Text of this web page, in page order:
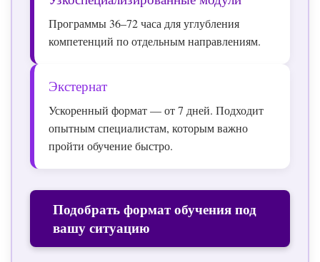
Программы 36–72 часа для углубления
компетенций по отдельным направлениям.
Экстернат
Ускоренный формат — от 7 дней. Подходит
опытным специалистам, которым важно
пройти обучение быстро.
Подобрать формат обучения под
вашу ситуацию